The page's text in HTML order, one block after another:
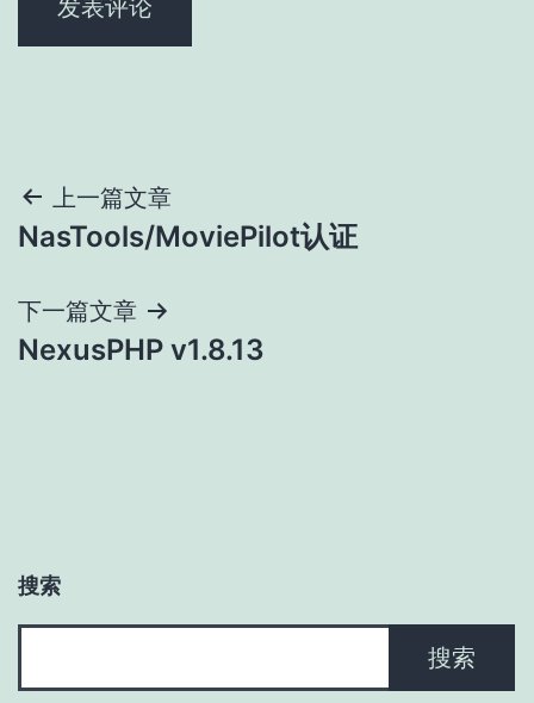
文
章
导
航
上一篇文章
NasTools/MoviePilot认证
下一篇文章
NexusPHP v1.8.13
搜索
搜索